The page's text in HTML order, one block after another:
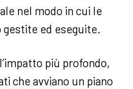
nel modo in cui le
ed eseguite.
più profondo,
che avviano un piano